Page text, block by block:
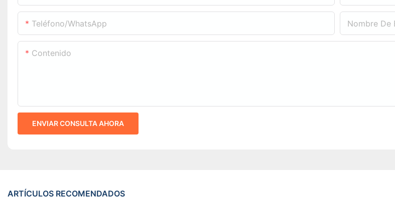
Teléfono/WhatsApp Nombre De
Contenido
ENVIAR CONSULTA AHORA
ARTÍCULOS RECOMENDADOS